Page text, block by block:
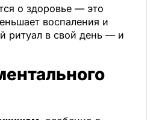
о здоровье — это
воспаления и
ритуал в свой день — и